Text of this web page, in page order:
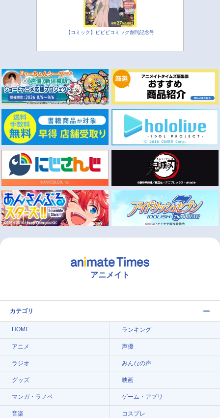
【コミック】ビビビコミック創刊記念号
アニメイト
カテゴリ
HOME ランキング
アニメ 声優
ラジオ みんなの声
グッズ 映画
マンガ・ラノベ ゲーム・アプリ
音楽 コスプレ